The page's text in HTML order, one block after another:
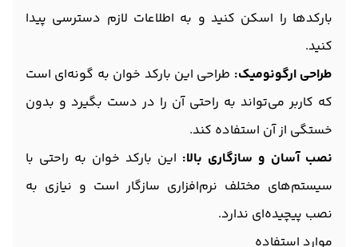
بارکدها را اسکن کنید و به اطلاعات لازم دسترسی پیدا
کنید.
طراحی ارگونومیک: طراحی این بارکد خوان به گونه‌ای است
که کاربر می‌تواند به راحتی آن را در دست بگیرد و بدون
خستگی از آن استفاده کند.
نصب آسان و سازگاری بالا: این بارکد خوان به راحتی با
سیستم‌های مختلف نرم‌افزاری سازگار است و نیازی به
نصب پیچیده‌ای ندارد.
موارد استفاده